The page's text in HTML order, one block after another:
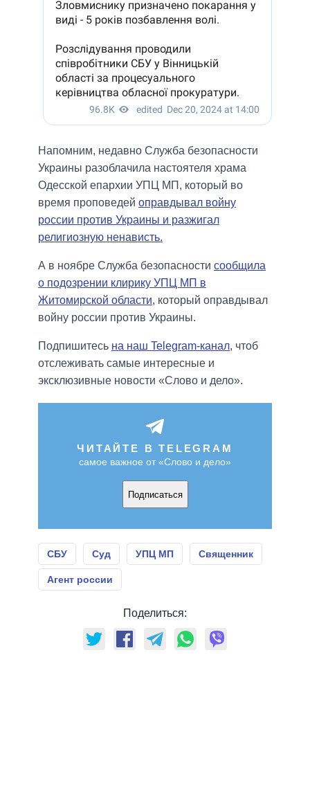
Напомним, недавно Служба безопасности
Украины разоблачила настоятеля храма
Одесской епархии УПЦ МП, который во
время проповедей оправдывал войну
россии против Украины и разжигал
религиозную ненависть.
А в ноябре Служба безопасности сообщила
о подозрении клирику УПЦ МП в
Житомирской области, который оправдывал
войну россии против Украины.
Подпишитесь на наш Telegram-канал, чтоб
отслеживать самые интересные и
эксклюзивные новости «Слово и дело».
ЧИТАЙТЕ В TELEGRAM
самое важное от «Слово и дело»
Подписаться
СБУ Суд УПЦ МП Священник
Агент россии
Поделиться: